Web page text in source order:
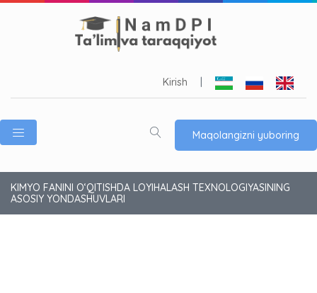
Kirish
Maqolangizni yuboring
KIMYO FANINI O‘QITISHDA LOYIHALASH TEXNOLOGIYASINING
ASOSIY YONDASHUVLARI